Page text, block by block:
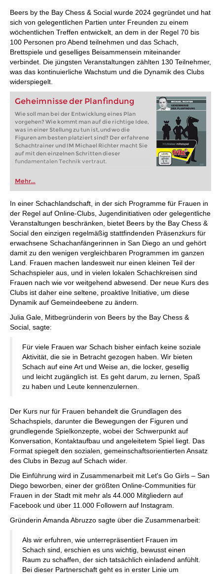
Beers by the Bay Chess & Social wurde 2024 gegründet und hat
sich von gelegentlichen Partien unter Freunden zu einem
wöchentlichen Treffen entwickelt, an dem in der Regel 70 bis
100 Personen pro Abend teilnehmen und das Schach,
Brettspiele und geselliges Beisammensein miteinander
verbindet. Die jüngsten Veranstaltungen zählten 130 Teilnehmer,
was das kontinuierliche Wachstum und die Dynamik des Clubs
widerspiegelt.
Geheimnisse der Planfindung
Wie soll man bei der Entwicklung eines Plan
vorgehen? Wie kommt man auf die richtige Idee,
was in einer Stellung zu tun ist, und wo die
Figuren am besten platziert sind? Der erfahrene
Schachtrainer und IM Michael Richter macht Sie
auf mit den einzelnen Schritten dieser
fundamentalen Technik vertraut.
Mehr...
In einer Schachlandschaft, in der sich Programme für Frauen in
der Regel auf Online-Clubs, Jugendinitiativen oder gelegentliche
Veranstaltungen beschränken, bietet Beers by the Bay Chess &
Social den einzigen regelmäßig stattfindenden Präsenzkurs für
erwachsene Schachanfängerinnen in San Diego an und gehört
damit zu den wenigen vergleichbaren Programmen im ganzen
Land. Frauen machen landesweit nur einen kleinen Teil der
Schachspieler aus, und in vielen lokalen Schachkreisen sind
Frauen nach wie vor weitgehend abwesend. Der neue Kurs des
Clubs ist daher eine seltene, proaktive Initiative, um diese
Dynamik auf Gemeindeebene zu ändern.
Julia Gale, Mitbegründerin von Beers by the Bay Chess &
Social, sagte:
Für viele Frauen war Schach bisher einfach keine soziale
Aktivität, die sie in Betracht gezogen haben. Wir bieten
Schach auf eine Art und Weise an, die locker, gesellig
und leicht zugänglich ist. Es geht darum, zu lernen, Spaß
zu haben und Leute kennenzulernen.
Der Kurs nur für Frauen behandelt die Grundlagen des
Schachspiels, darunter die Bewegungen der Figuren und
grundlegende Spielkonzepte, wobei der Schwerpunkt auf
Konversation, Kontaktaufbau und angeleitetem Spiel liegt. Das
Format spiegelt den sozialen, gemeinschaftsorientierten Ansatz
des Clubs in Bezug auf Schach wider.
Die Einführung wird in Zusammenarbeit mit Let's Go Girls – San
Diego beworben, einer der größten Online-Communities für
Frauen in der Stadt mit mehr als 44.000 Mitgliedern auf
Facebook und über 11.000 Followern auf Instagram.
Gründerin Amanda Abruzzo sagte über die Zusammenarbeit:
Als wir erfuhren, wie unterrepräsentiert Frauen im
Schach sind, erschien es uns wichtig, bewusst einen
Raum zu schaffen, der sich tatsächlich einladend anfühlt.
Bei dieser Partnerschaft geht es in erster Linie um